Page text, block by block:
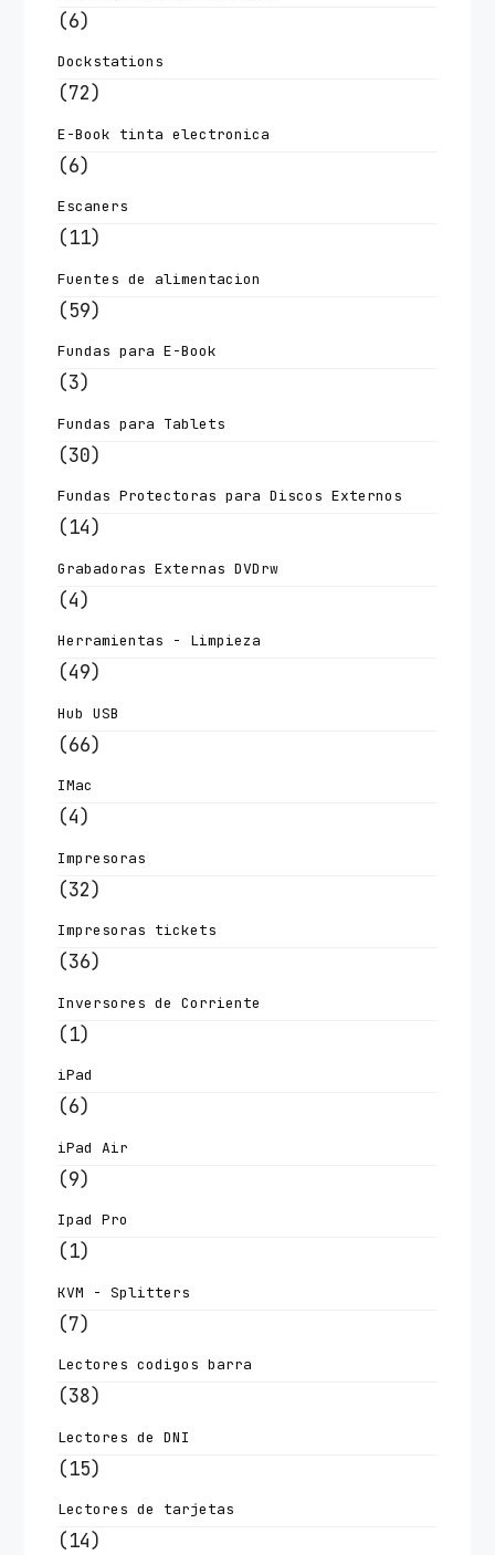
(6)
Dockstations
(72)
E-Book tinta electronica
(6)
Escaners
(11)
Fuentes de alimentacion
(59)
Fundas para E-Book
(3)
Fundas para Tablets
(30)
Fundas Protectoras para Discos Externos
(14)
Grabadoras Externas DVDrw
(4)
Herramientas - Limpieza
(49)
Hub USB
(66)
IMac
(4)
Impresoras
(32)
Impresoras tickets
(36)
Inversores de Corriente
(1)
iPad
(6)
iPad Air
(9)
Ipad Pro
(1)
KVM - Splitters
(7)
Lectores codigos barra
(38)
Lectores de DNI
(15)
Lectores de tarjetas
(14)